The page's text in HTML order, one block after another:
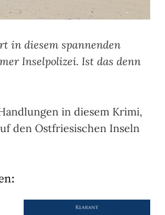
in diesem spannenden
Inselpolizei. Ist das denn
in diesem Krimi,
den Ostfriesischen Inseln